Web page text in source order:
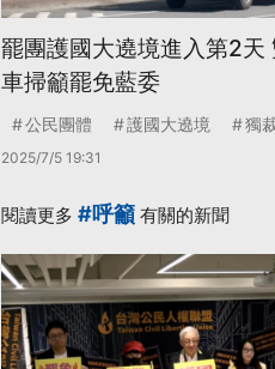
罷團護國大遶境進入第2天
車掃籲罷免藍委
公民團體 護國大遶境 獨
2025/7/5 19:31
閱讀更多 #呼籲 有關的新聞